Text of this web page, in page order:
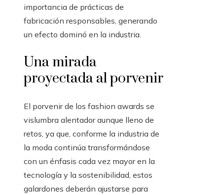
importancia de prácticas de
fabricación responsables, generando
un efecto dominó en la industria.
Una mirada
proyectada al porvenir
El porvenir de los fashion awards se
vislumbra alentador aunque lleno de
retos, ya que, conforme la industria de
la moda continúa transformándose
con un énfasis cada vez mayor en la
tecnología y la sostenibilidad, estos
galardones deberán ajustarse para